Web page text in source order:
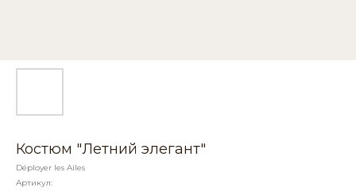
Костюм "Летний элегант"
Déployer les Ailes
Артикул: